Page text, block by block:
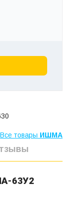
Все товары ИШМА
63У2